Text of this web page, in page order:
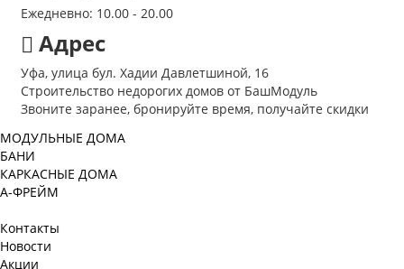
Ежедневно: 10.00 - 20.00
Адрес
Уфа, улица бул. Хадии Давлетшиной, 16
Строительство недорогих домов от БашМодуль
Звоните заранее, бронируйте время, получайте скидки
Контакты
Новости
Акции
МОДУЛЬНЫЕ ДОМА
БАНИ
КАРКАСНЫЕ ДОМА
А-ФРЕЙМ